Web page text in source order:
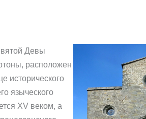
Девы
расположен
исторического
языческого
XV веком, а